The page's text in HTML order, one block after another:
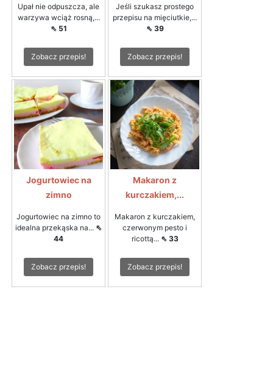
Upał nie odpuszcza, ale
warzywa wciąż rosną,...
⇖ 51
Zobacz przepis!
Jeśli szukasz prostego
przepisu na mięciutkie,...
⇖ 39
Zobacz przepis!
Jogurtowiec na
zimno
Jogurtowiec na zimno to
idealna przekąska na... ⇖
44
Zobacz przepis!
Makaron z
kurczakiem,...
Makaron z kurczakiem,
czerwonym pesto i
ricottą... ⇖ 33
Zobacz przepis!